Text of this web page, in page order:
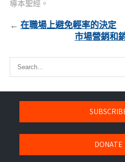
文
導
覽
在職場上避免輕率的決定
市場營銷和
DONATE